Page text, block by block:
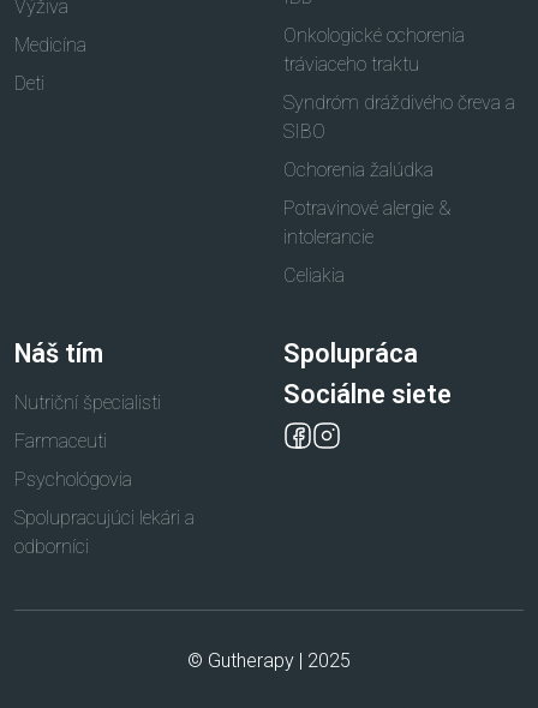
Výživa
Medicína
Deti
Onkologické ochorenia
tráviaceho traktu
Syndróm dráždivého čreva a
SIBO
Ochorenia žalúdka
Potravinové alergie &
intolerancie
Celiakia
Náš tím
Nutriční špecialisti
Farmaceuti
Psychológovia
Spolupracujúci lekári a
odborníci
Spolupráca
Sociálne siete
© Gutherapy | 2025